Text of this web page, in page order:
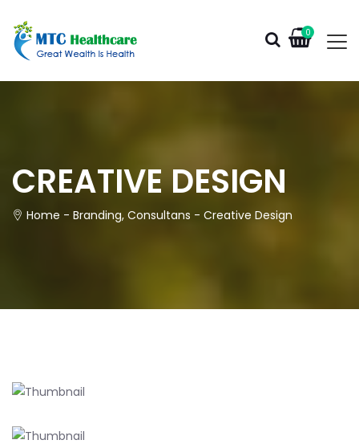
0
CREATIVE DESIGN
Home - Branding, Consultans - Creative Design